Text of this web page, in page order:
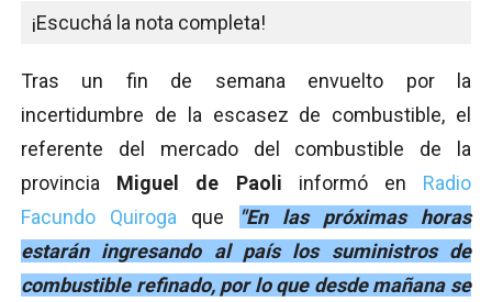
¡Escuchá la nota completa!
Tras un fin de semana envuelto por la
incertidumbre de la escasez de combustible, el
referente del mercado del combustible de la
provincia Miguel de Paoli informó en Radio
Facundo Quiroga que
"En las próximas horas
estarán ingresando al país los suministros de
combustible refinado, por lo que desde mañana se